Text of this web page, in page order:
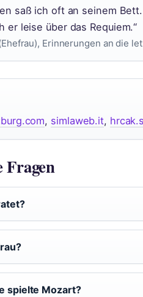
saß ich oft an seinem
er leise über das Requiem.“
Erinnerungen an die
, simlaweb.it,
Fragen
spielte Mozart?